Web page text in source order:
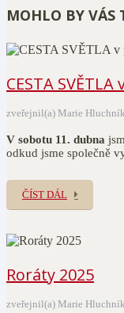
MOHLO BY VÁS
CESTA
zveřejnil(a) Marie
V sobotu 11. dubna
odkud jsme společně
ČÍST DÁL
Roráty 2025
zveřejnil(a) Marie